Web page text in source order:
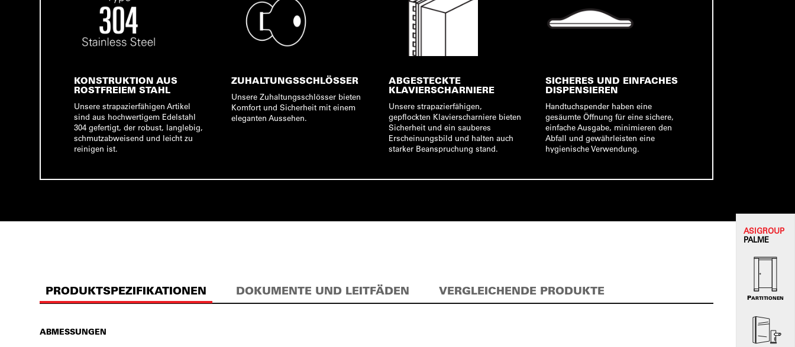
KONSTRUKTION AUS
ROSTFREIEM STAHL
Unsere strapazierfähigen Artikel
sind aus hochwertigem Edelstahl
304 gefertigt, der robust, langlebig,
schmutzabweisend und leicht zu
reinigen ist.
ZUHALTUNGSSCHLÖSSER
Unsere Zuhaltungsschlösser bieten
Komfort und Sicherheit mit einem
eleganten Aussehen.
ABGESTECKTE
KLAVIERSCHARNIERE
Unsere strapazierfähigen,
gepflockten Klavierscharniere bieten
Sicherheit und ein sauberes
Erscheinungsbild und halten auch
starker Beanspruchung stand.
SICHERES UND EINFACHES
DISPENSIEREN
Handtuchspender haben eine
gesäumte Öffnung für eine sichere,
einfache Ausgabe, minimieren den
Abfall und gewährleisten eine
hygienische Verwendung.
PRODUKTSPEZIFIKATIONEN DOKUMENTE UND LEITFÄDEN VERGLEICHENDE PRODUKTE
ABMESSUNGEN
ASIGROUP
PALME
PARTITIONEN